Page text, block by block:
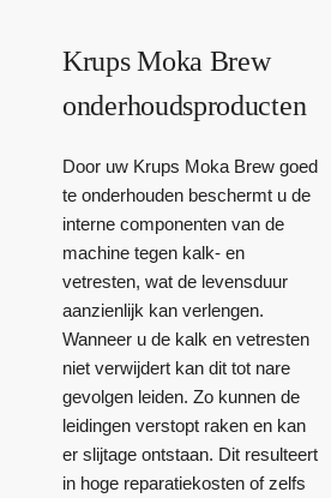
Krups Moka Brew
onderhoudsproducten
Door uw Krups Moka Brew goed
te onderhouden beschermt u de
interne componenten van de
machine tegen kalk- en
vetresten, wat de levensduur
aanzienlijk kan verlengen.
Wanneer u de kalk en vetresten
niet verwijdert kan dit tot nare
gevolgen leiden. Zo kunnen de
leidingen verstopt raken en kan
er slijtage ontstaan. Dit resulteert
in hoge reparatiekosten of zelfs